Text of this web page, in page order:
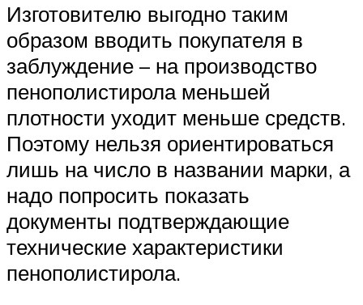
Изготовителю выгодно таким
образом вводить покупателя в
заблуждение – на производство
пенополистирола меньшей
плотности уходит меньше средств.
Поэтому нельзя ориентироваться
лишь на число в названии марки, а
надо попросить показать
документы подтверждающие
технические характеристики
пенополистирола.